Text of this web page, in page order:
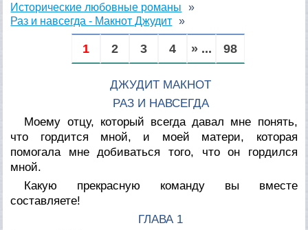
Исторические любовные романы
Раз и навсегда - Макнот Джудит
1 2 3 4 » ... 98
ДЖУДИТ МАКНОТ
РАЗ И НАВСЕГДА
Моему отцу, который всегда давал мне понять,
что гордится мной, и моей матери, которая
помогала мне добиваться того, что он гордился
мной.
Какую прекрасную команду вы вместе
составляете!
ГЛАВА 1